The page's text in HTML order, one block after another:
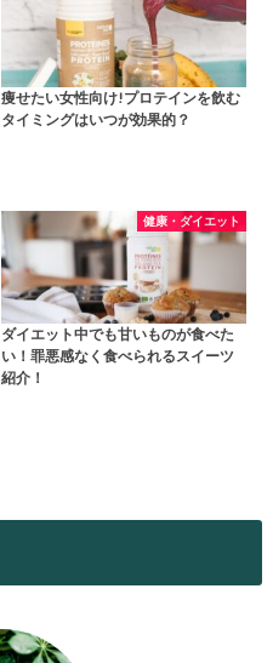
痩せたい女性向け!プロテインを飲む
タイミングはいつが効果的？
健康・ダイエット
ダイエット中でも甘いものが食べた
い！罪悪感なく食べられるスイーツ
紹介！